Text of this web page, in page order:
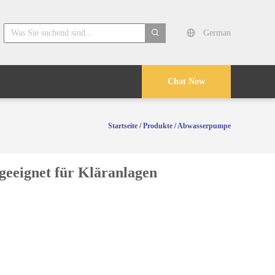
German
Chat Now
Startseite /Produkte /Abwasserpumpe
für Kläranlagen